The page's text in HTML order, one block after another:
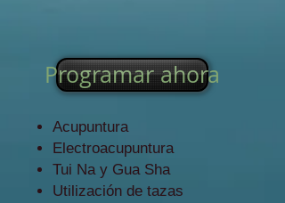
Programar ahora
Acupuntura
Electroacupuntura
Tui Na y Gua Sha
Utilización de tazas